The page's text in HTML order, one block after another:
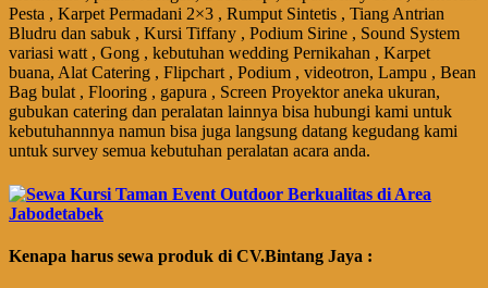
Pesta , Karpet Permadani 2×3 , Rumput Sintetis , Tiang Antrian
Bludru dan sabuk , Kursi Tiffany , Podium Sirine , Sound System
variasi watt , Gong , kebutuhan wedding Pernikahan , Karpet
buana, Alat Catering , Flipchart , Podium , videotron, Lampu , Bean
Bag bulat , Flooring , gapura , Screen Proyektor aneka ukuran,
gubukan catering dan peralatan lainnya bisa hubungi kami untuk
kebutuhannnya namun bisa juga langsung datang kegudang kami
untuk survey semua kebutuhan peralatan acara anda.
Kenapa harus sewa produk di CV.Bintang Jaya :